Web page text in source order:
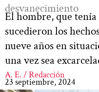
desvanecimiento
El hombre, que tenía
sucedieron los
nueve años en
una vez sea
A. E. / Redacción
23 septiembre, 2024